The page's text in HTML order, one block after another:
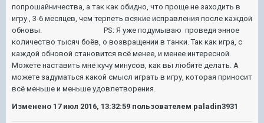
попрошайничества, а так как обидно, что проще не заходить в
игру , 3-6 месяцев, чем терпеть всякие исправления после каждой
обновы. PS: Я уже подумываю проведя энное
количество тысяч боёв, о возвращении в танки. Так как игра, с
каждой обновой становится всё менее, и менее интересной.
Можете наставить мне кучу минусов, как вы любите делать. А
можете задуматься какой смысл играть в игру, которая приносит
всё меньше и меньше удовлетворения.
Изменено 17 июл 2016, 13:32:59 пользователем paladin3931